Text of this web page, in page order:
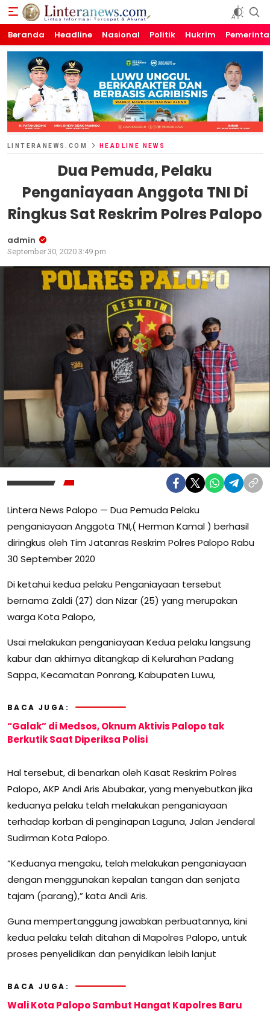
Linteranews.com
Lintas Informasi Tercepat dan Akurat
Beranda Headline Nasional Politik Hukrim
LINTERANEWS.COM HEADLINE NEWS
Dua Pemuda, Pelaku
Penganiayaan Anggota TNI Di
Ringkus Sat Reskrim Polres Palopo
admin
September 30, 2020 3:49 pm
Lintera News Palopo — Dua Pemuda Pelaku
penganiayaan Anggota TNI,( Herman Kamal ) berhasil
diringkus oleh Tim Jatanras Reskrim Polres Palopo Rabu
30 September 2020
Di ketahui kedua pelaku Penganiayaan tersebut
bernama Zaldi (27) dan Nizar (25) yang merupakan
warga Kota Palopo,
Usai melakukan penganiayaan Kedua pelaku langsung
kabur dan akhirnya ditangkap di Kelurahan Padang
Sappa, Kecamatan Ponrang, Kabupaten Luwu,
BACA JUGA:
“Galak” di Medsos, Oknum Aktivis Palopo tak
Berkutik Saat Diperiksa Polisi
Hal tersebut, di benarkan oleh Kasat Reskrim Polres
Palopo, AKP Andi Aris Abubakar, yang menyebutkan jika
keduanya pelaku telah melakukan penganiayaan
terhadap korban di penginapan Laguna, Jalan Jenderal
Sudirman Kota Palopo.
“Keduanya mengaku, telah melakukan penganiayaan
dengan menggunakan kepalan tangan dan senjata
tajam (parang),” kata Andi Aris.
Guna mempertanggung jawabkan perbuatannya, kini
kedua pelaku telah ditahan di Mapolres Palopo, untuk
proses penyelidikan dan penyidikan lebih lanjut
BACA JUGA:
Wali Kota Palopo Sambut Hangat Kapolres Baru